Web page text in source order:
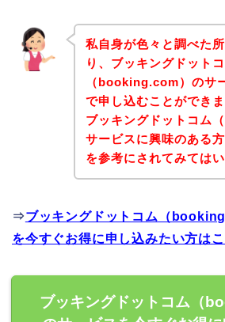
私自身が色々と調べた
り、ブッキングドット
（booking.com）のサ
で申し込むことができ
ブッキングドットコム
サービスに興味のある
を参考にされてみては
⇒ブッキングドットコム（
を今すぐお得に申し込みたい方は
ブッキングドットコム（